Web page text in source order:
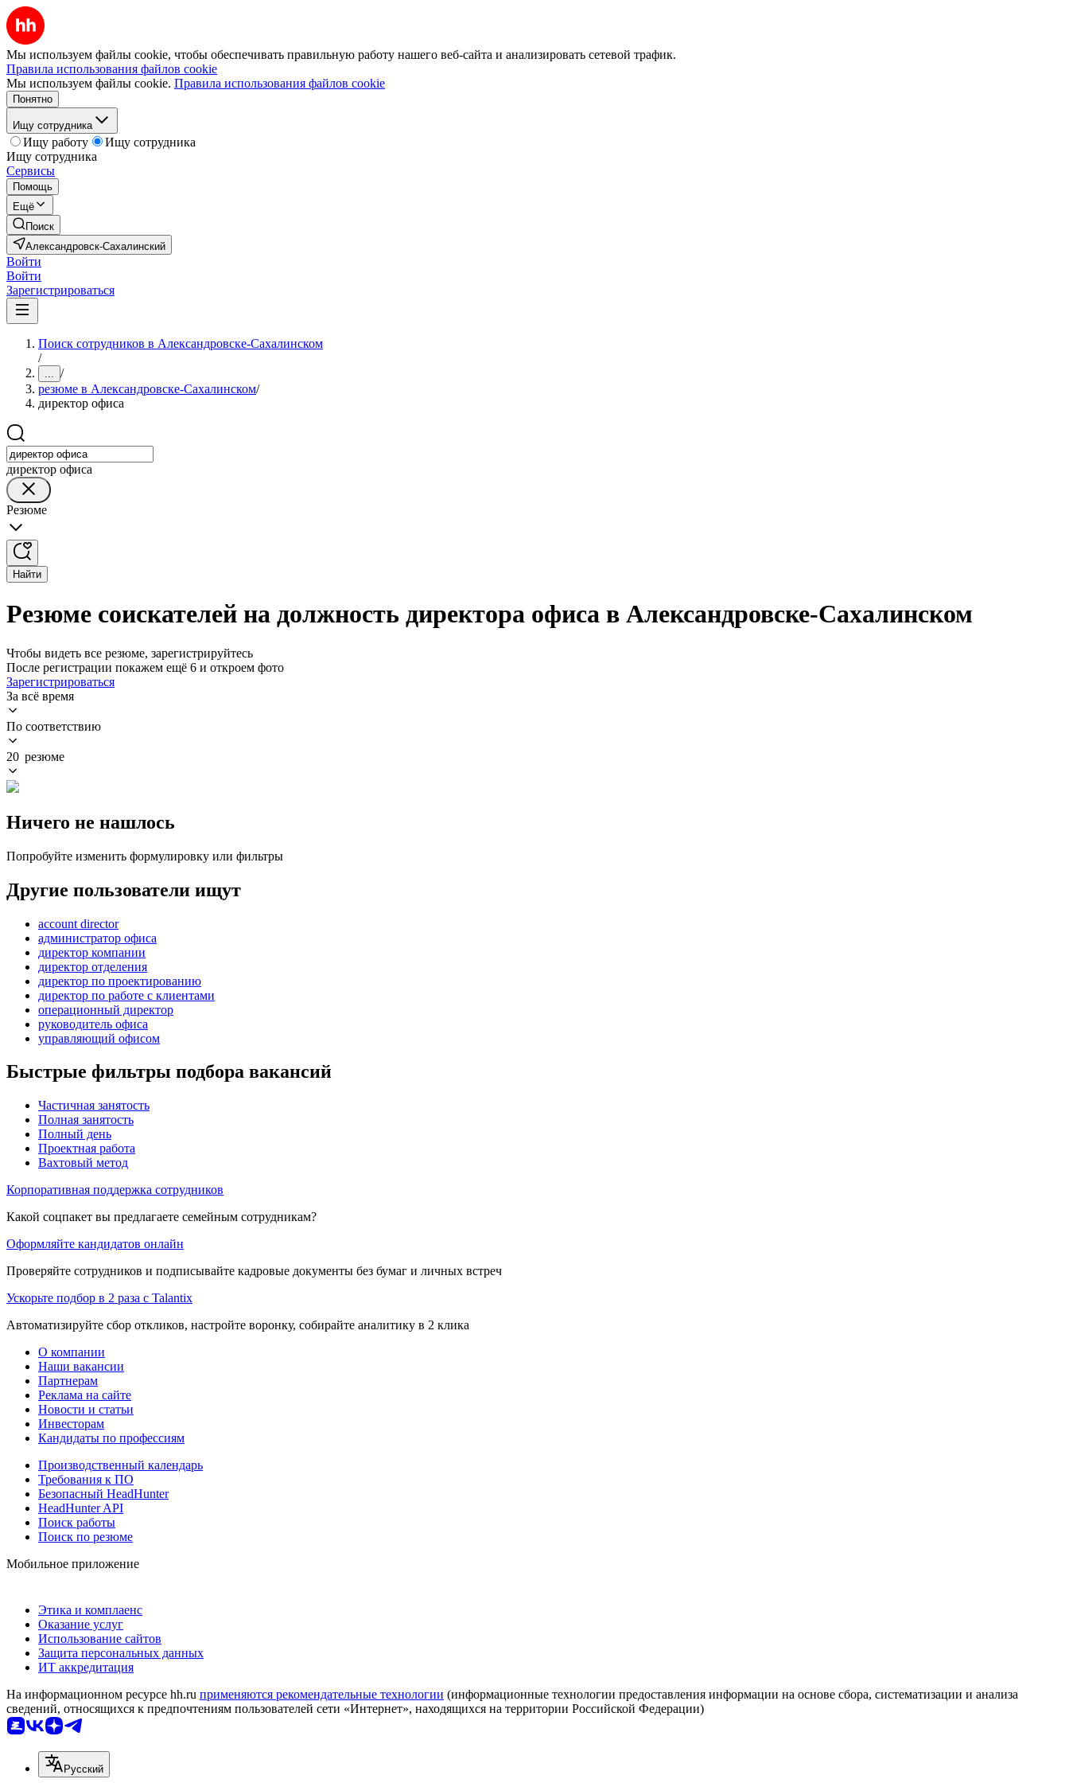
Мы используем файлы cookie, чтобы обеспечивать правильную работу нашего веб-сайта и анализировать сетевой трафик.
Правила использования файлов cookie
Мы используем файлы cookie. Правила использования файлов cookie
Понятно
Ищу сотрудника
Ищу работу
Ищу сотрудника
Ищу сотрудника
Сервисы
Помощь
Ещё
Поиск
Александровск-Сахалинский
Войти
Войти
Зарегистрироваться
Поиск сотрудников в Александровске-Сахалинском
/
... /
резюме в Александровске-Сахалинском/
директор офиса
директор офиса
Резюме
Найти
Резюме соискателей на должность директора офиса в Александровске-Сахалинском
Чтобы видеть все резюме, зарегистрируйтесь
После регистрации покажем ещё 6 и откроем фото
Зарегистрироваться
За всё время
По соответствию
20 резюме
Ничего не нашлось
Попробуйте изменить формулировку или фильтры
Другие пользователи ищут
account director
администратор офиса
директор компании
директор отделения
директор по проектированию
директор по работе с клиентами
операционный директор
руководитель офиса
управляющий офисом
Быстрые фильтры подбора вакансий
Частичная занятость
Полная занятость
Полный день
Проектная работа
Вахтовый метод
Корпоративная поддержка сотрудников
Какой соцпакет вы предлагаете семейным сотрудникам?
Оформляйте кандидатов онлайн
Проверяйте сотрудников и подписывайте кадровые документы без бумаг и личных встреч
Ускорьте подбор в 2 раза с Talantix
Автоматизируйте сбор откликов, настройте воронку, собирайте аналитику в 2 клика
О компании
Наши вакансии
Партнерам
Реклама на сайте
Новости и статьи
Инвесторам
Кандидаты по профессиям
Производственный календарь
Требования к ПО
Безопасный HeadHunter
HeadHunter API
Поиск работы
Поиск по резюме
Мобильное приложение
Этика и комплаенс
Оказание услуг
Использование сайтов
Защита персональных данных
ИТ аккредитация
На информационном ресурсе hh.ru применяются рекомендательные технологии (информационные технологии предоставления информации на основе сбора, систематизации и анализа
сведений, относящихся к предпочтениям пользователей сети «Интернет», находящихся на территории Российской Федерации)
Русский